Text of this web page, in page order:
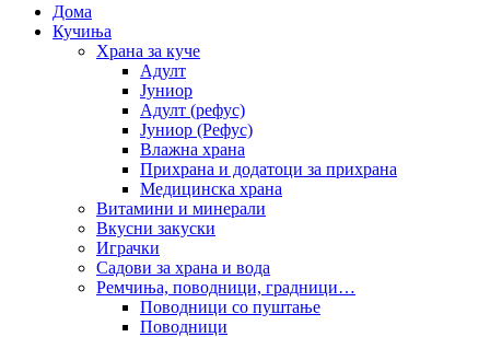
Дома
Кучиња
Храна за куче
Адулт
Јуниор
Адулт (рефус)
Јуниор (Рефус)
Влажна храна
Прихрана и додатоци за прихрана
Медицинска храна
Витамини и минерали
Вкусни закуски
Играчки
Садови за храна и вода
Ремчиња, поводници, градници…
Поводници со пуштање
Поводници